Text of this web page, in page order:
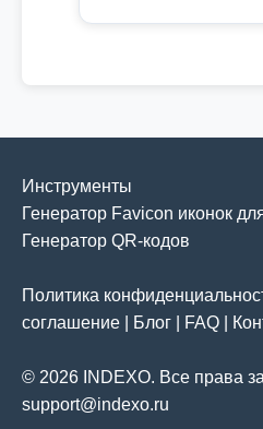
Инструменты
Генератор Favicon иконок
Генератор QR-кодов
Политика
соглашение
Блог FAQ
© 2026 INDEXO. Все права
support@indexo.ru